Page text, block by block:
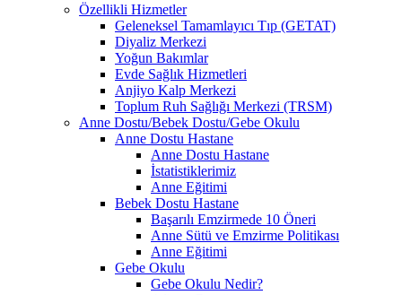
Özellikli Hizmetler
Geleneksel Tamamlayıcı Tıp (GETAT)
Diyaliz Merkezi
Yoğun Bakımlar
Evde Sağlık Hizmetleri
Anjiyo Kalp Merkezi
Toplum Ruh Sağlığı Merkezi (TRSM)
Anne Dostu/Bebek Dostu/Gebe Okulu
Anne Dostu Hastane
Anne Dostu Hastane
İstatistiklerimiz
Anne Eğitimi
Bebek Dostu Hastane
Başarılı Emzirmede 10 Öneri
Anne Sütü ve Emzirme Politikası
Anne Eğitimi
Gebe Okulu
Gebe Okulu Nedir?